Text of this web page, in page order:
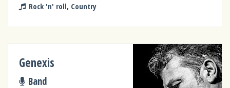
Rock 'n' roll, Country
Genexis
Band